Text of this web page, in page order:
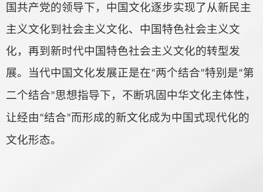
国共产党的领导下，中国文化逐步实现了从新民主
主义文化到社会主义文化、中国特色社会主义文
化，再到新时代中国特色社会主义文化的转型发
展。当代中国文化发展正是在“两个结合”特别是“第
二个结合”思想指导下，不断巩固中华文化主体性，
让经由“结合”而形成的新文化成为中国式现代化的
文化形态。